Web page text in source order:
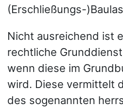
(Erschließungs-
Nicht ausreichend ist
rechtliche
wenn diese im
wird. Diese vermittelt
des sogenannten